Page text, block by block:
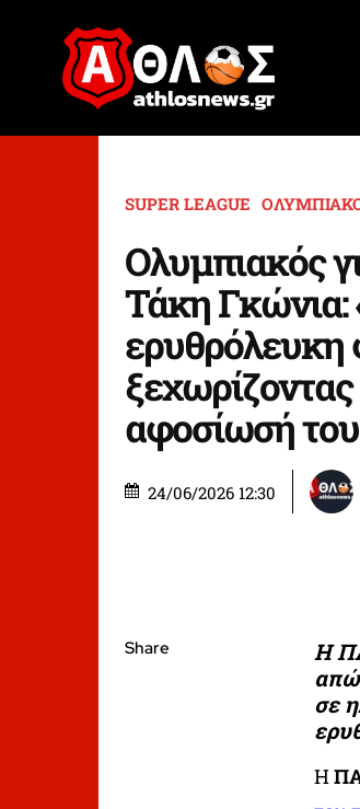
SUPER LEAGUE
Ολυμπιακός
Τάκη Γκώνια:
ερυθρόλευκη
αφοσίωσή
24/06/2026 12:30
Share
Η
σε
Η